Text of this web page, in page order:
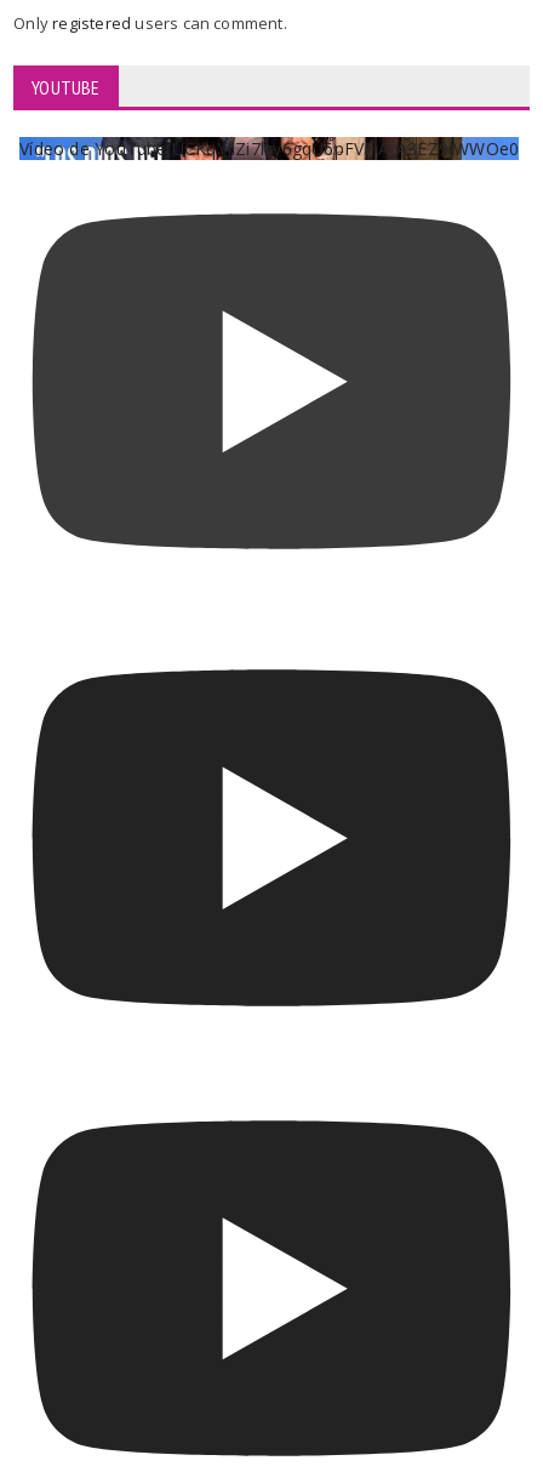
Onlyregisteredusers can comment.
YOUTUBE
Vídeo de YouTube UCKqYjiZi7lzy6gqU6pFVFiA_A3EZ9JWWOe0